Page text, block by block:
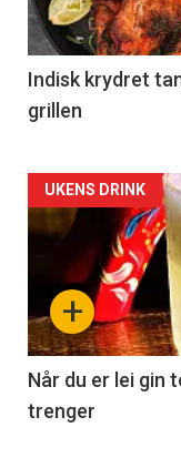
Indisk krydret
grillen
Forsiden
akkurat
nå
-
2
+
UKENS DRINK
Når du er lei gin
trenger